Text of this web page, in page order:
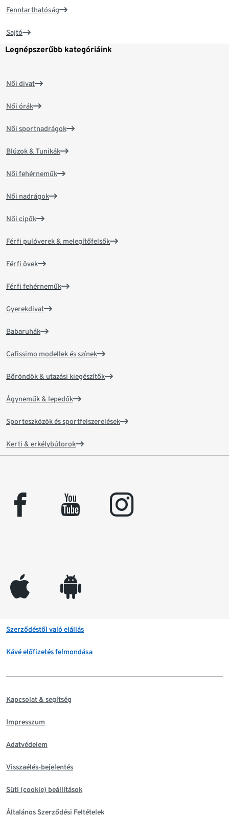
Fenntarthatóság
Sajtó
Legnépszerűbb kategóriáink
Női divat
Női órák
Női sportnadrágok
Blúzok & Tunikák
Női fehérneműk
Női nadrágok
Női cipők
Férfi pulóverek & melegítőfelsők
Férfi övek
Férfi fehérneműk
Gyerekdivat
Babaruhák
Cafissimo modellek és színek
Bőröndök & utazási kiegészítők
Ágyneműk & lepedők
Sporteszközök és sportfelszerelések
Kerti & erkélybútorok
facebook youtube instagram
appleinc android
Szerződéstől való elállás
Kávé előfizetés felmondása
Kapcsolat & segítség
Impresszum
Adatvédelem
Visszaélés-bejelentés
Süti (cookie) beállítások
Általános Szerződési Feltételek